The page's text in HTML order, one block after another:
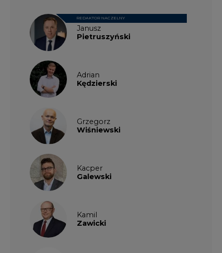
Janusz
Pietruszyński
REDAKTOR NACZELNY
Adrian
Kędzierski
Grzegorz
Wiśniewski
Kacper
Galewski
Kamil
Zawicki